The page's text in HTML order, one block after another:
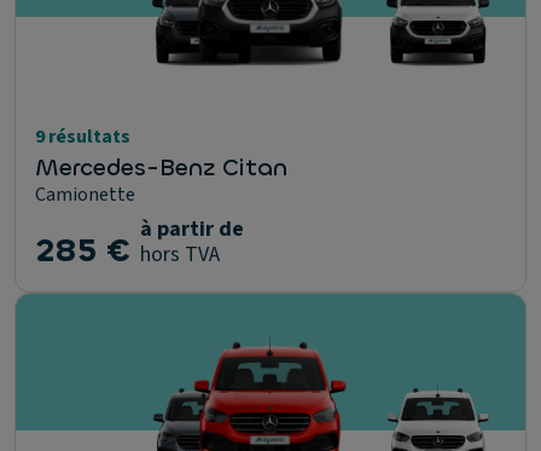
9 résultats
Mercedes-Benz Citan
Camionette
285 € à partir de
hors TVA